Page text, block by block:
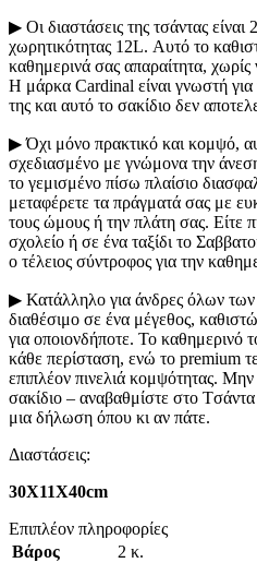
▶ Οι διαστάσεις της τσάντας
χωρητικότητας 12L. Αυτό το
καθημερινά σας απαραίτητα,
Η μάρκα Cardinal είναι γνωστή για
της και αυτό το σακίδιο δεν
▶ Όχι μόνο πρακτικό και κομψό,
σχεδιασμένο με γνώμονα την
το γεμισμένο πίσω πλαίσιο
μεταφέρετε τα πράγματά σας με
τους ώμους ή την πλάτη σας. Είτε
σχολείο ή σε ένα ταξίδι το
ο τέλειος σύντροφος για την
▶ Κατάλληλο για άνδρες όλων των
διαθέσιμο σε ένα μέγεθος,
για οποιονδήποτε. Το καθημερινό
κάθε περίσταση, ενώ το premium
επιπλέον πινελιά κομψότητας.
σακίδιο – αναβαθμίστε στο
μια δήλωση όπου κι αν πάτε.
Διαστάσεις:
30Χ11Χ40cm
Επιπλέον πληροφορίες
Βάρος
2 κ.